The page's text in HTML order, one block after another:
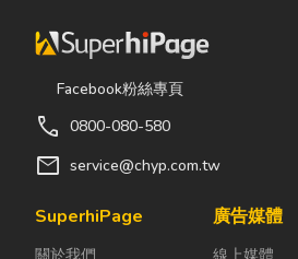
賣出股票，就
能取得資金應
急，同時保留
的獲利空間。
依承作單位不
為證券公司的
配備上毫不惜
專業路跑鞋，
抓一雙幾十元
Facebook粉絲專頁
call 0800-080-580
mail service@chyp.com.tw
SuperhiPage
關於我們
廣告媒體
線上媒體